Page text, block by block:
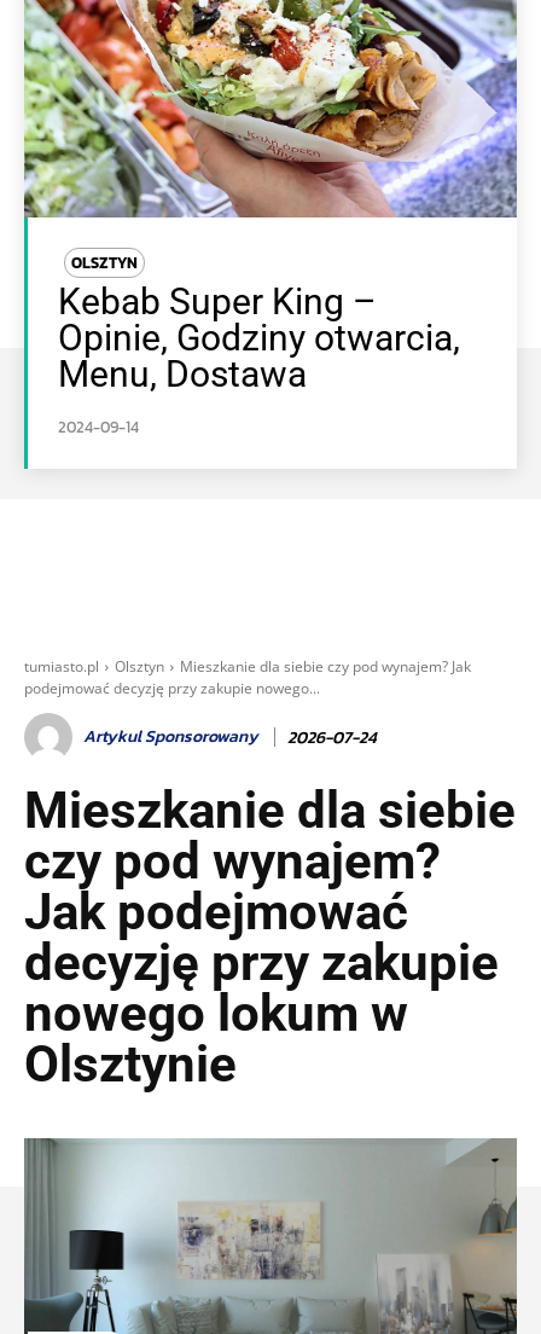
OLSZTYN
Kebab Super King –
Opinie, Godziny otwarcia,
Menu, Dostawa
2024-09-14